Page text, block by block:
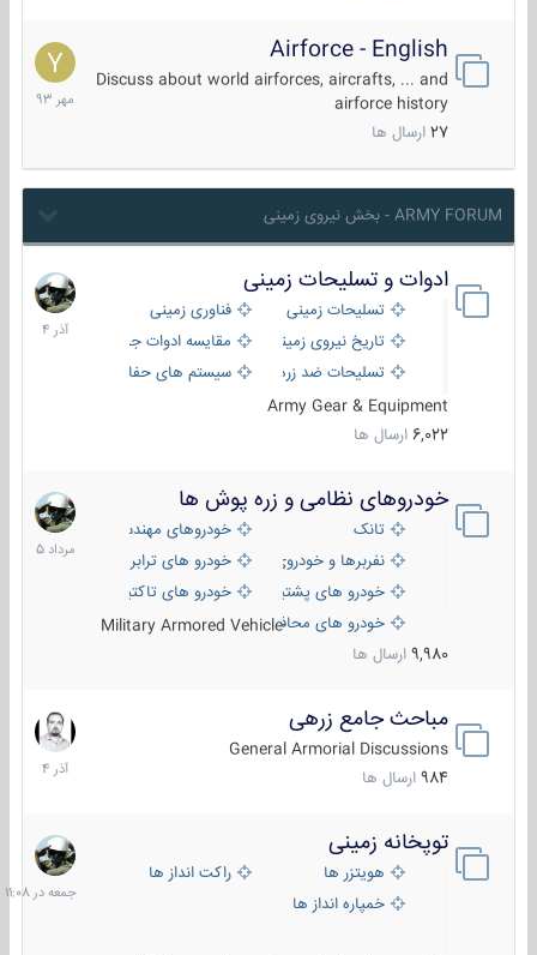
Airforce - English
Discuss about world airforces, aircrafts, ... and
airforce history
27 ارسال ها
15
مهر
1393
ARMY FORUM - بخش نیروی زمینی
ادوات و تسلیحات زمینی
تسلیحات زمینی
فناوری زمینی
تاریخ نیروی زمینی
مقایسه ادوات جنگی
تسلیحات ضد زره
سیستم های حفاظت فعال
Army Gear & Equipment
6,022 ارسال ها
21
آذر
1404
خودروهای نظامی و زره پوش ها
تانک
خودروهای مهندسی
نفربرها و خودروی های رزمی پیاده نظام
خودرو های ترابری نظامی
خودرو های پشتیبانی آتش ، شناسایی و ضد تانک
خودرو های تاکتیکی نظامی
خودرو های محافظت شدهMilitary Armored Vehicle
9,980 ارسال ها
2
مرداد
1405
مباحث جامع زرهی
General Armorial Discussions
984 ارسال ها
7
آذر
1404
توپخانه زمینی
هویتزر ها
راکت انداز ها
خمپاره انداز ها
جمعه
در
11:08